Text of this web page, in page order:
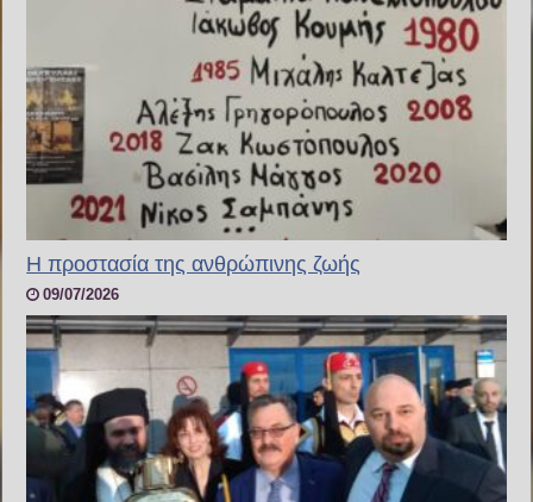
H προστασία της ανθρώπινης ζωής
09/07/2026